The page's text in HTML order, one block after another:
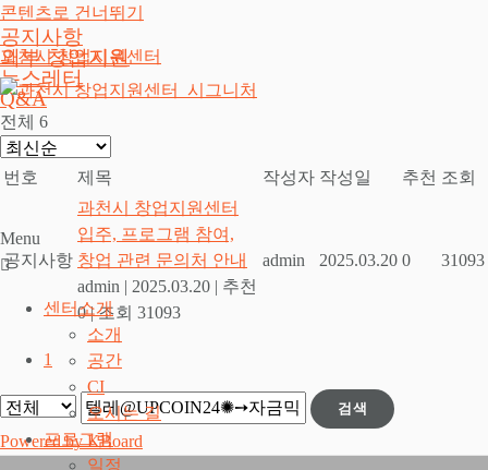
콘텐츠로 건너뛰기
과천시 창업지원센터
Menu
센터소개
소개
공간
CI
오시는 길
프로그램
일정
공지사항
외부 창업지원
뉴스레터
Q&A
전체 6
번호 제목 작성자 작성일 추천 조회
공지사항
과천시 창업지원센터
입주, 프로그램 참여,
창업 관련 문의처 안내
admin | 2025.03.20 | 추천
0 | 조회 31093
admin 2025.03.20 0 31093
1
검색
Powered by KBoard